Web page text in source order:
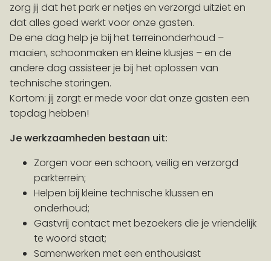
zorg jij dat het park er netjes en verzorgd uitziet en
dat alles goed werkt voor onze gasten.
De ene dag help je bij het terreinonderhoud –
maaien, schoonmaken en kleine klusjes – en de
andere dag assisteer je bij het oplossen van
technische storingen.
Kortom: jij zorgt er mede voor dat onze gasten een
topdag hebben!
Je werkzaamheden bestaan uit:
Zorgen voor een schoon, veilig en verzorgd
parkterrein;
Helpen bij kleine technische klussen en
onderhoud;
Gastvrij contact met bezoekers die je vriendelijk
te woord staat;
Samenwerken met een enthousiast